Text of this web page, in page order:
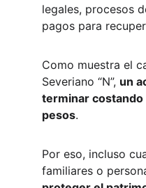
legales, procesos
pagos para
Como muestra el
Severiano “N”, un
terminar costando
pesos.
Por eso, incluso
familiares o